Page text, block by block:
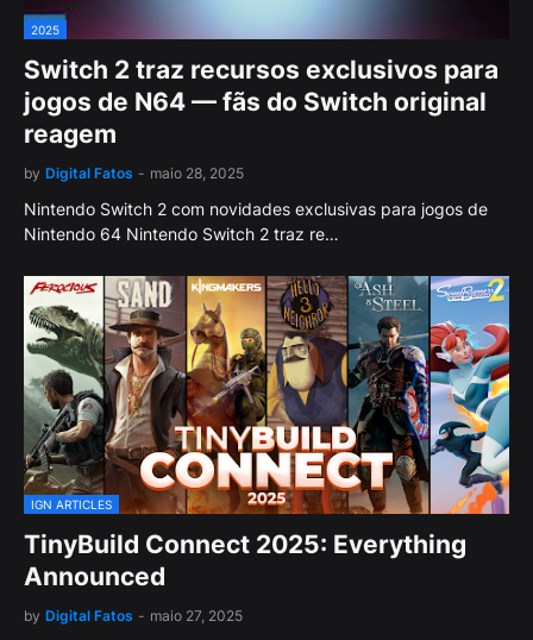
2025
Switch 2 traz recursos exclusivos para
jogos de N64 — fãs do Switch original
reagem
by Digital Fatos - maio 28, 2025
Nintendo Switch 2 com novidades exclusivas para jogos de
Nintendo 64 Nintendo Switch 2 traz re…
IGN ARTICLES
TinyBuild Connect 2025: Everything
Announced
by Digital Fatos - maio 27, 2025